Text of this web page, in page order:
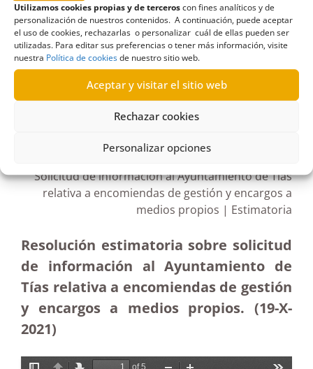
Utilizamos cookies propias y de terceroscon fines analíticos y de
personalización de nuestros contenidos. A continuación, puede aceptar
el uso de cookies, rechazarlas o personalizar cuál de ellas pueden ser
utilizadas. Para editar sus preferencias o tener más información, visite
nuestra Política de cookiesde nuestro sitio web.
Aceptar y visitar el sitio web
Rechazar cookies
Personalizar opciones
Encomienda de gestión,Ineco,Medios propios,
Servicio de reclamaciones,Tragsa,Tragsatec
Solicitud de información al Ayuntamiento de Tías
relativa a encomiendas de gestión y encargos a
medios propios | Estimatoria
Resolución estimatoria sobre solicitud
de información al Ayuntamiento de
Tías relativa a encomiendas de gestión
y encargos a medios propios. (19-X-
2021)